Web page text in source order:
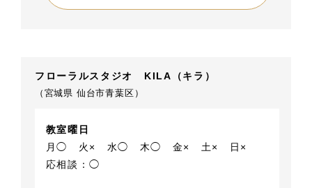
フローラルスタジオ KILA（キラ）
（宮城県 仙台市青葉区）
教室曜日
月◯
火× 水◯ 木◯ 金× 土×
日×
応相談：◯